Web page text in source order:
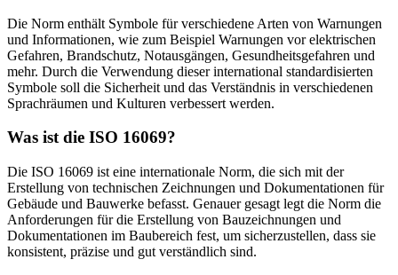
Die Norm enthält Symbole für verschiedene Arten von Warnungen
und Informationen, wie zum Beispiel Warnungen vor elektrischen
Gefahren, Brandschutz, Notausgängen, Gesundheitsgefahren und
mehr. Durch die Verwendung dieser international standardisierten
Symbole soll die Sicherheit und das Verständnis in verschiedenen
Sprachräumen und Kulturen verbessert werden.
Was ist die ISO 16069?
Die ISO 16069 ist eine internationale Norm, die sich mit der
Erstellung von technischen Zeichnungen und Dokumentationen für
Gebäude und Bauwerke befasst. Genauer gesagt legt die Norm die
Anforderungen für die Erstellung von Bauzeichnungen und
Dokumentationen im Baubereich fest, um sicherzustellen, dass sie
konsistent, präzise und gut verständlich sind.